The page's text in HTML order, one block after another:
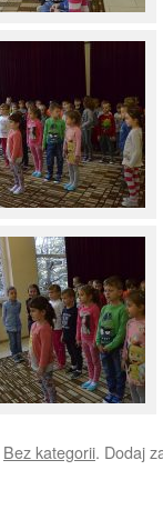
Bez kategorii. Dodaj